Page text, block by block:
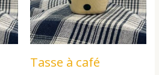
Tasse à café